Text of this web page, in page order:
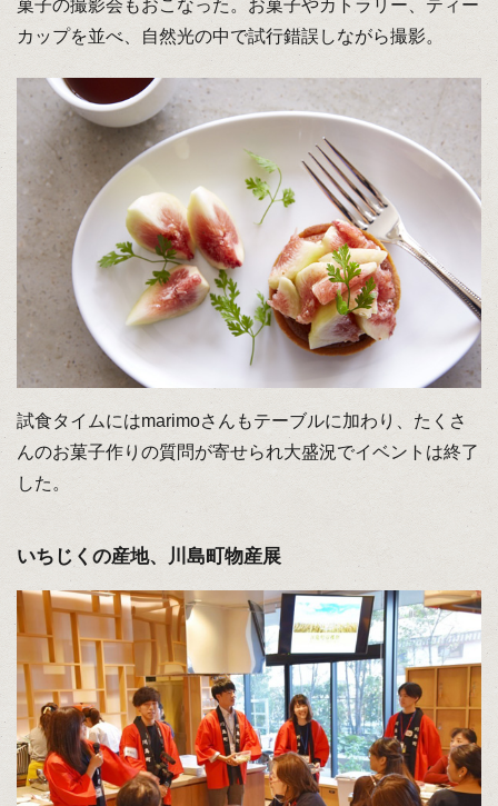
菓子の撮影会もおこなった。お菓子やカトラリー、ティー
カップを並べ、自然光の中で試行錯誤しながら撮影。
試食タイムにはmarimoさんもテーブルに加わり、たくさ
んのお菓子作りの質問が寄せられ大盛況でイベントは終了
した。
いちじくの産地、川島町物産展